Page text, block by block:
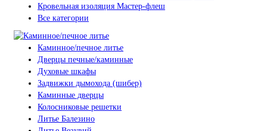
Кровельная изоляция Мастер-флеш
Все категории
Каминное/печное литье
Дверцы печные/каминные
Духовые шкафы
Задвижки дымохода (шибер)
Каминные дверцы
Колосниковые решетки
Литье Балезино